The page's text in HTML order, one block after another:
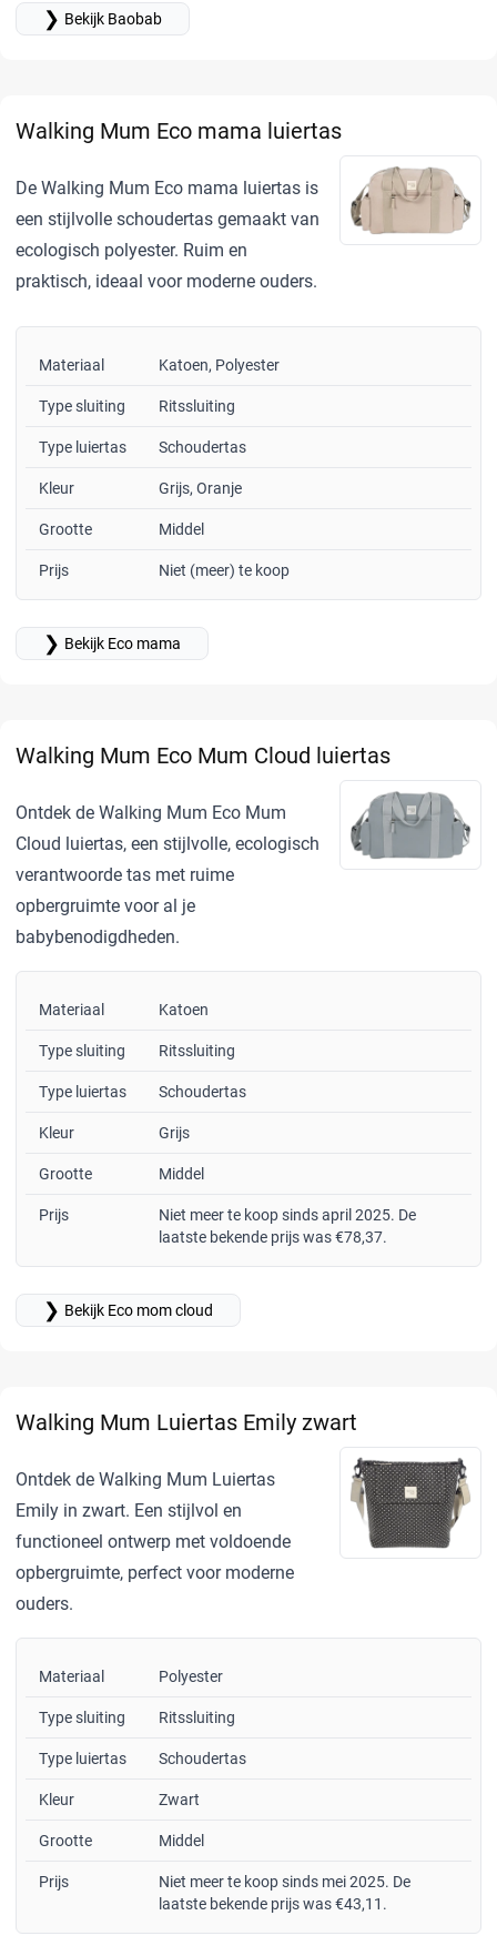
❯ Bekijk Baobab
Walking Mum Eco mama luiertas
De Walking Mum Eco mama luiertas is
een stijlvolle schoudertas gemaakt van
ecologisch polyester. Ruim en
praktisch, ideaal voor moderne ouders.
Materiaal Katoen, Polyester
Type sluiting Ritssluiting
Type luiertas Schoudertas
Kleur Grijs, Oranje
Grootte Middel
Prijs Niet (meer) te koop
❯ Bekijk Eco mama
Walking Mum Eco Mum Cloud luiertas
Ontdek de Walking Mum Eco Mum
Cloud luiertas, een stijlvolle, ecologisch
verantwoorde tas met ruime
opbergruimte voor al je
babybenodigdheden.
Materiaal Katoen
Type sluiting Ritssluiting
Type luiertas Schoudertas
Kleur Grijs
Grootte Middel
Prijs
Niet meer te koop sinds april 2025. De
laatste bekende prijs was €78,37.
❯ Bekijk Eco mom cloud
Walking Mum Luiertas Emily zwart
Ontdek de Walking Mum Luiertas
Emily in zwart. Een stijlvol en
functioneel ontwerp met voldoende
opbergruimte, perfect voor moderne
ouders.
Materiaal Polyester
Type sluiting Ritssluiting
Type luiertas Schoudertas
Kleur Zwart
Grootte Middel
Prijs
Niet meer te koop sinds mei 2025. De
laatste bekende prijs was €43,11.